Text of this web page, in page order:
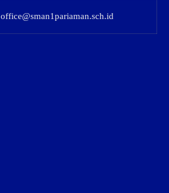
office@sman1pariaman.sch.id